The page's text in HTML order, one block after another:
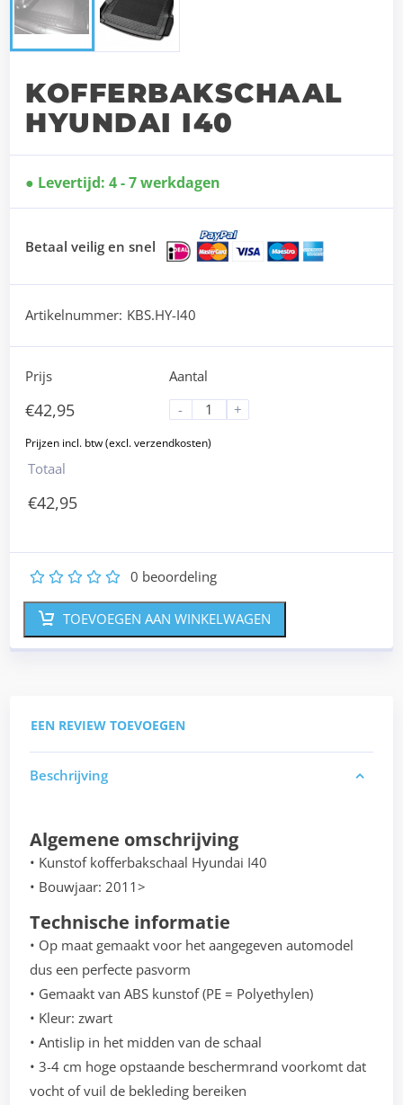
KOFFERBAKSCHAAL
HYUNDAI I40
Levertijd: 4 - 7 werkdagen
Betaal veilig en snel
Artikelnummer: KBS.HY-I40
Prijs
€42,95
Aantal
-
+
Totaal
€42,95
5
4
3
2 0 beoordeling
TOEVOEGEN AAN WINKELWAGEN
EEN REVIEW TOEVOEGEN
Beschrijving
Algemene omschrijving
• Kunstof kofferbakschaal Hyundai I40
• Bouwjaar: 2011>
Technische informatie
• Op maat gemaakt voor het aangegeven automodel
dus een perfecte pasvorm
• Gemaakt van ABS kunstof (PE = Polyethylen)
• Kleur: zwart
• Antislip in het midden van de schaal
• 3-4 cm hoge opstaande beschermrand voorkomt dat
vocht of vuil de bekleding bereiken